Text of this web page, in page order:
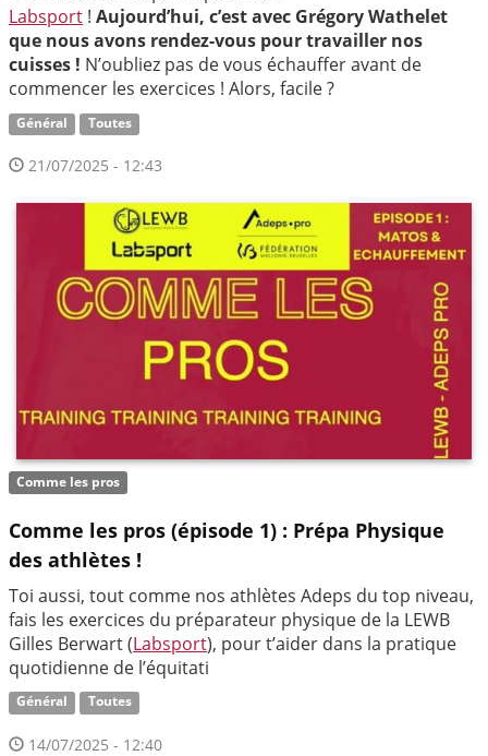
Labsport ! Aujourd’hui, c’est avec Grégory Wathelet
que nous avons rendez-vous pour travailler nos
cuisses ! N’oubliez pas de vous échauffer avant de
commencer les exercices ! Alors, facile ?
Général Toutes
21/07/2025 - 12:43
Comme les pros
Comme les pros (épisode 1) : Prépa Physique
des athlètes !
Toi aussi, tout comme nos athlètes Adeps du top niveau,
fais les exercices du préparateur physique de la LEWB
Gilles Berwart (Labsport), pour t’aider dans la pratique
quotidienne de l’équitati
Général Toutes
14/07/2025 - 12:40